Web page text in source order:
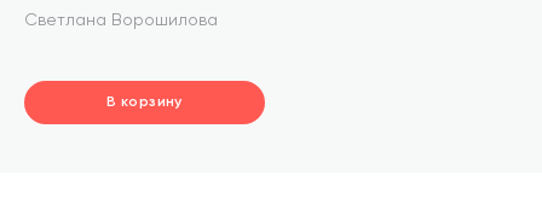
в дореволюционном
Светлана Ворошилова
В корзину